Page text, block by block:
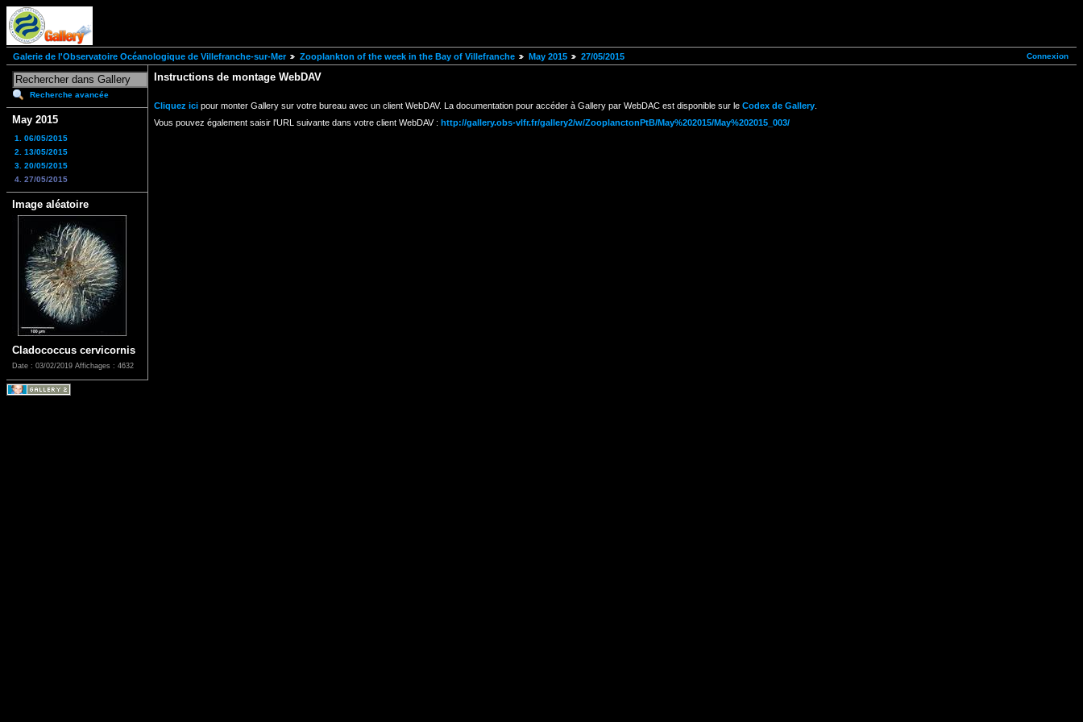
Connexion
Galerie de l'Observatoire Océanologique de Villefranche-sur-Mer Zooplankton of the week in the Bay of Villefranche May 2015 27/05/2015
Recherche avancée
May 2015
1. 06/05/2015
2. 13/05/2015
3. 20/05/2015
4. 27/05/2015
Image aléatoire
Cladococcus cervicornis
Date : 03/02/2019 Affichages : 4632
Instructions de montage WebDAV
Cliquez ici pour monter Gallery sur votre bureau avec un client WebDAV. La documentation pour accéder à Gallery par WebDAC est disponible sur le Codex de Gallery
Vous pouvez également saisir l'URL suivante dans votre client WebDAV : http://gallery.obs-vlfr.fr/gallery2/w/ZooplanctonPtB/May%202015/May%202015_003/